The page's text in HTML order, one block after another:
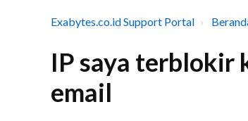
Exabytes.co.id Support Portal
IP saya terblokir
email